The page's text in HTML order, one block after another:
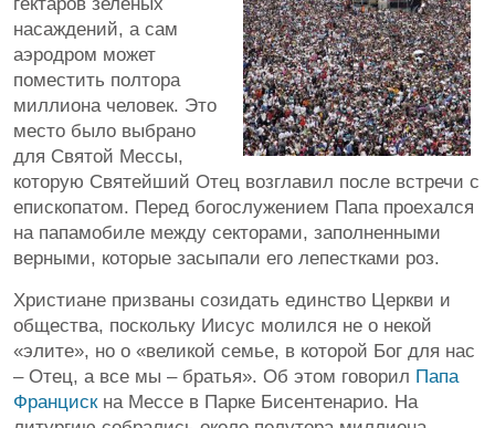
насаждений, а сам
аэродром может
поместить полтора
миллиона человек. Это
место было выбрано
для Святой Мессы,
которую Святейший Отец возглавил после встречи с
епископатом. Перед богослужением Папа проехался
на папамобиле между секторами, заполненными
верными, которые засыпали его лепестками роз.
Христиане призваны созидать единство Церкви и
общества, поскольку Иисус молился не о некой
«элите», но о «великой семье, в которой Бог для нас
– Отец, а все мы – братья». Об этом говорил Папа
Францискна Мессе в Парке Бисентенарио. На